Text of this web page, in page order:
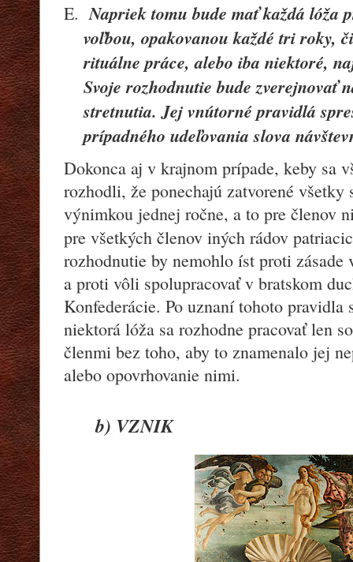
Napriek tomu bude mať každá lóža
voľbou, opakovanou každé tri roky, č
rituálne práce, alebo iba niektoré,
Svoje rozhodnutie bude zverejnovať
stretnutia. Jej vnútorné pravidlá
prípadného udeľovania slova
Dokonca aj v krajnom prípade, keby sa
rozhodli, že ponechajú zatvorené všetky
výnimkou jednej ročne, a to pre členov
pre všetkých členov iných rádov
rozhodnutie by nemohlo íst proti
a proti vôli spolupracovať v bratskom
Konfederácie. Po uznaní tohoto pravidla
niektorá lóža sa rozhodne pracovať len
členmi bez toho, aby to znamenalo jej
alebo opovrhovanie nimi.
b) VZNIK